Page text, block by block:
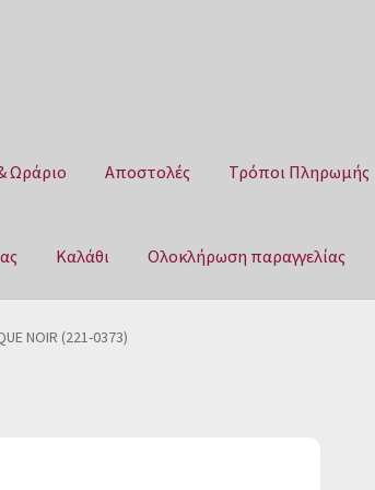
Ωράριο Αποστολές Τρόποι Πληρωμής
Καλάθι Ολοκλήρωση παραγγελίας
Αποστολές Τρόποι Πληρωμής
NOIR (221-0373)